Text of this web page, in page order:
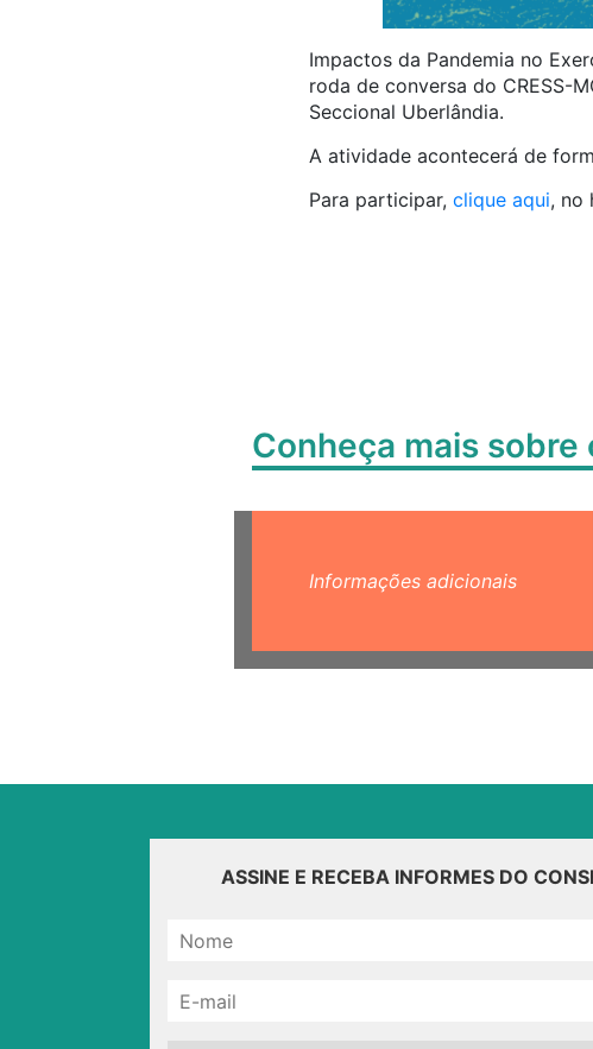
Impactos da Pandemia no
roda de conversa do CRESS-
Seccional Uberlândia.
A atividade acontecerá de
Para participar, clique aqui, no
Conheça mais sobre
Informações adicionais
ASSINE E RECEBA INFORMES DO